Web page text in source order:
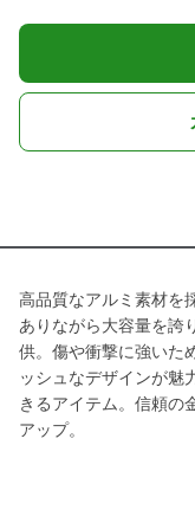
高品質なアルミ素材を
ありながら大容量を誇
供。傷や衝撃に強いた
ッシュなデザインが魅
きるアイテム。信頼の
アップ。